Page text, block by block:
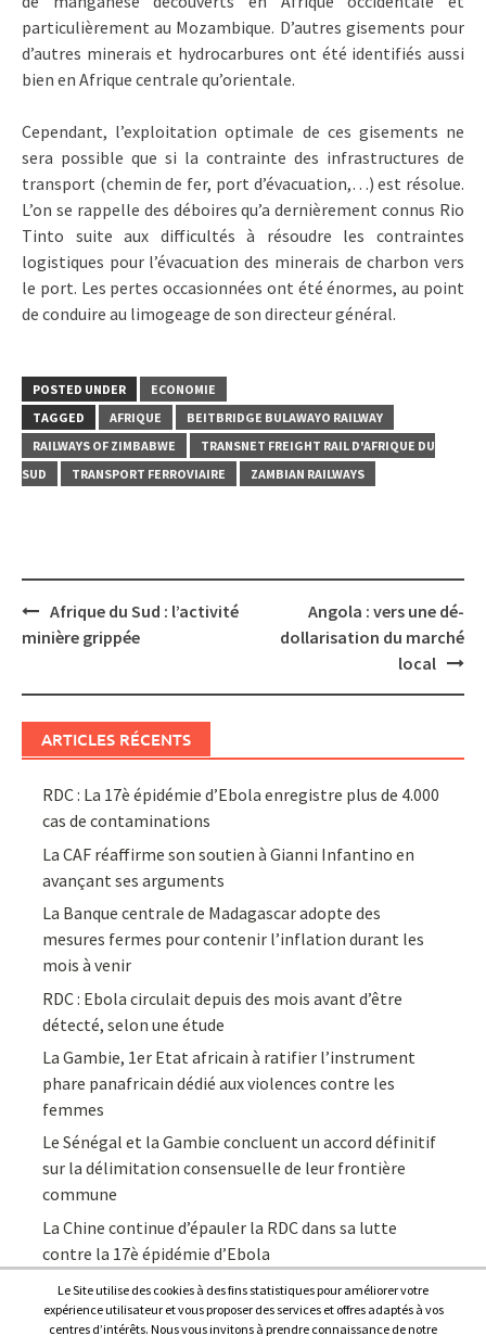
particulièrement au Mozambique. D’autres gisements pour
d’autres minerais et hydrocarbures ont été identifiés aussi
bien en Afrique centrale qu’orientale.
Cependant, l’exploitation optimale de ces gisements ne
sera possible que si la contrainte des infrastructures de
transport (chemin de fer, port d’évacuation,…) est résolue.
L’on se rappelle des déboires qu’a dernièrement connus Rio
Tinto suite aux difficultés à résoudre les contraintes
logistiques pour l’évacuation des minerais de charbon vers
le port. Les pertes occasionnées ont été énormes, au point
de conduire au limogeage de son directeur général.
POSTED UNDER
ECONOMIE
TAGGED
AFRIQUE
BEITBRIDGE BULAWAYO RAILWAY
RAILWAYS OF ZIMBABWE
TRANSNET FREIGHT RAIL D'AFRIQUE DU
SUD
TRANSPORT FERROVIAIRE ZAMBIAN RAILWAYS
Post
navigation
Afrique du Sud : l’activité
minière grippée
Angola : vers une dé-
dollarisation du marché
local
ARTICLES RÉCENTS
RDC : La 17è épidémie d’Ebola enregistre plus de 4.000
cas de contaminations
La CAF réaffirme son soutien à Gianni Infantino en
avançant ses arguments
La Banque centrale de Madagascar adopte des
mesures fermes pour contenir l’inflation durant les
mois à venir
RDC : Ebola circulait depuis des mois avant d’être
détecté, selon une étude
La Gambie, 1er Etat africain à ratifier l’instrument
phare panafricain dédié aux violences contre les
femmes
Le Sénégal et la Gambie concluent un accord définitif
sur la délimitation consensuelle de leur frontière
commune
La Chine continue d’épauler la RDC dans sa lutte
contre la 17è épidémie d’Ebola
Le Site utilise des cookies à des fins statistiques pour améliorer votre
expérience utilisateur et vous proposer des services et offres adaptés à vos
centres d’intérêts. Nous vous invitons à prendre connaissance de notre